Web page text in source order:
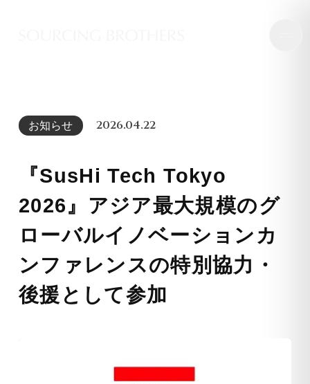
お知らせ 2026.04.22
『SusHi Tech Tokyo
2026』アジア最大規模のグ
ローバルイノベーションカ
ンファレンスの特別協力・
後援として参加